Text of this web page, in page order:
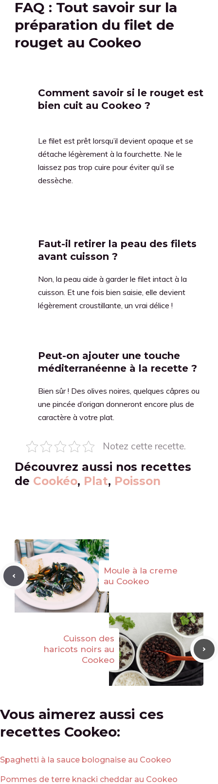
FAQ : Tout savoir sur la
préparation du filet de
rouget au Cookeo
Comment savoir si le rouget est
bien cuit au Cookeo ?
Le filet est prêt lorsqu’il devient opaque et se
détache légèrement à la fourchette. Ne le
laissez pas trop cuire pour éviter qu’il se
dessèche.
Faut-il retirer la peau des filets
avant cuisson ?
Non, la peau aide à garder le filet intact à la
cuisson. Et une fois bien saisie, elle devient
légèrement croustillante, un vrai délice !
Peut-on ajouter une touche
méditerranéenne à la recette ?
Bien sûr ! Des olives noires, quelques câpres ou
une pincée d’origan donneront encore plus de
caractère à votre plat.
Notez cette recette.
Découvrez aussi nos recettes
de Cookéo, Plat, Poisson
Moule à la creme
au Cookeo
Cuisson des
haricots noirs au
Cookeo
Vous aimerez aussi ces
recettes Cookeo:
Spaghetti à la sauce bolognaise au Cookeo
Pommes de terre knacki cheddar au Cookeo